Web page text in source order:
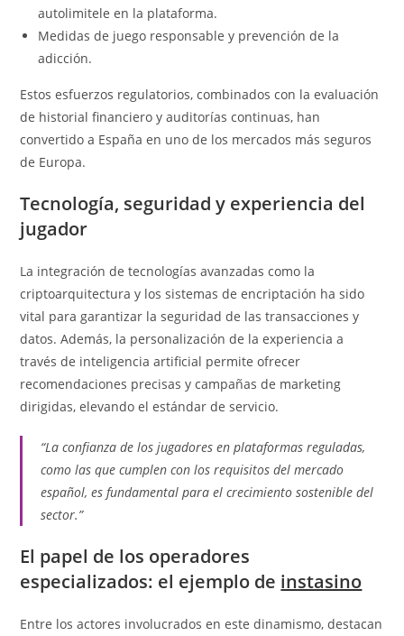
autolimitele en la plataforma.
Medidas de juego responsable y prevención de la
adicción.
Estos esfuerzos regulatorios, combinados con la evaluación
de historial financiero y auditorías continuas, han
convertido a España en uno de los mercados más seguros
de Europa.
Tecnología, seguridad y experiencia del
jugador
La integración de tecnologías avanzadas como la
criptoarquitectura y los sistemas de encriptación ha sido
vital para garantizar la seguridad de las transacciones y
datos. Además, la personalización de la experiencia a
través de inteligencia artificial permite ofrecer
recomendaciones precisas y campañas de marketing
dirigidas, elevando el estándar de servicio.
“La confianza de los jugadores en plataformas reguladas,
como las que cumplen con los requisitos del mercado
español, es fundamental para el crecimiento sostenible del
sector.”
El papel de los operadores
especializados: el ejemplo de instasino
Entre los actores involucrados en este dinamismo, destacan